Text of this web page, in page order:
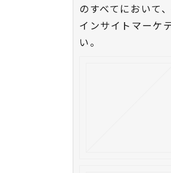
のすべてにおいて
インサイトマーケ
い。